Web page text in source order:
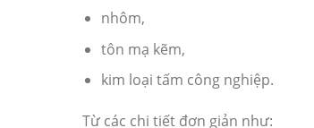
nhôm,
tôn mạ kẽm,
kim loại tấm công nghiệp.
Từ các chi tiết đơn giản như: